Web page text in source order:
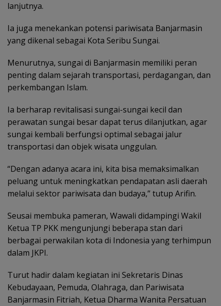
lanjutnya.
Ia juga menekankan potensi pariwisata Banjarmasin
yang dikenal sebagai Kota Seribu Sungai.
Menurutnya, sungai di Banjarmasin memiliki peran
penting dalam sejarah transportasi, perdagangan, dan
perkembangan Islam.
Ia berharap revitalisasi sungai-sungai kecil dan
perawatan sungai besar dapat terus dilanjutkan, agar
sungai kembali berfungsi optimal sebagai jalur
transportasi dan objek wisata unggulan.
“Dengan adanya acara ini, kita bisa memaksimalkan
peluang untuk meningkatkan pendapatan asli daerah
melalui sektor pariwisata dan budaya,” tutup Arifin.
Seusai membuka pameran, Wawali didampingi Wakil
Ketua TP PKK mengunjungi beberapa stan dari
berbagai perwakilan kota di Indonesia yang terhimpun
dalam JKPI.
Turut hadir dalam kegiatan ini Sekretaris Dinas
Kebudayaan, Pemuda, Olahraga, dan Pariwisata
Banjarmasin Fitriah, Ketua Dharma Wanita Persatuan